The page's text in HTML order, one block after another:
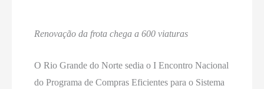
Renovação da frota chega a 600 viaturas
O Rio Grande do Norte sedia o I Encontro Nacional
do Programa de Compras Eficientes para o Sistema